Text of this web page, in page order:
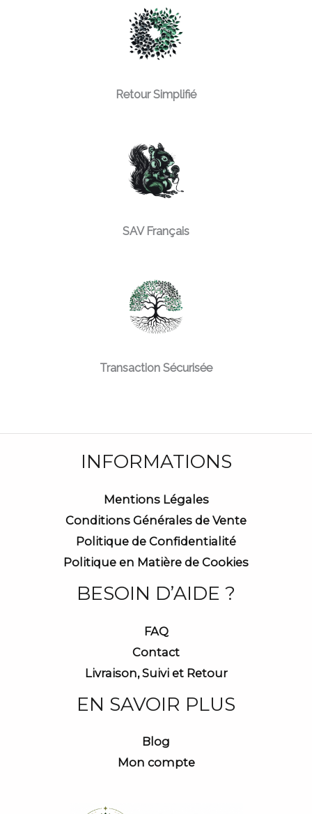
Retour Simplifié
SAV Français
Transaction Sécurisée
INFORMATIONS
Mentions Légales
Conditions Générales de Vente
Politique de Confidentialité
Politique en Matière de Cookies
BESOIN D’AIDE ?
FAQ
Contact
Livraison, Suivi et Retour
EN SAVOIR PLUS
Blog
Mon compte